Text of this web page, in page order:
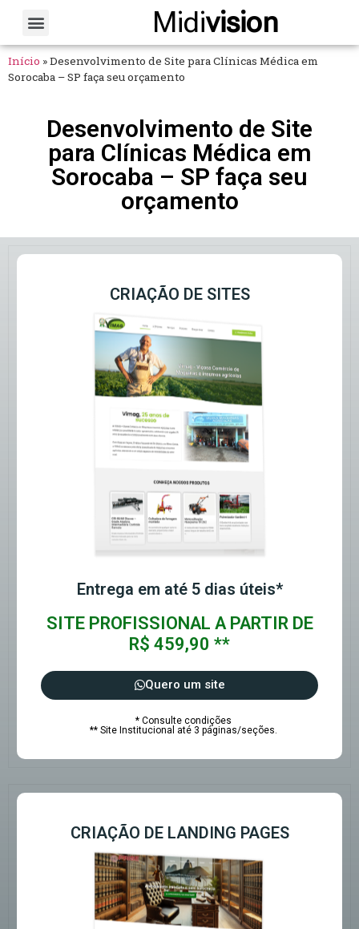
Midivision
Início »Desenvolvimento de Site para Clínicas Médica em
Sorocaba – SP faça seu orçamento
Desenvolvimento de Site
para Clínicas Médica em
Sorocaba – SP faça seu
orçamento
CRIAÇÃO DE SITES
Entrega em até 5 dias úteis*
SITE PROFISSIONAL A PARTIR DE
R$ 459,90 **
Quero um site
* Consulte condições
** Site Institucional até 3 páginas/seções.
CRIAÇÃO DE LANDING PAGES